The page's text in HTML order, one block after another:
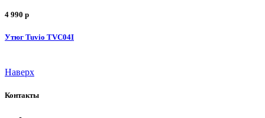
4 990 p
Утюг Tuvio TVC04I
Наверх
Контакты